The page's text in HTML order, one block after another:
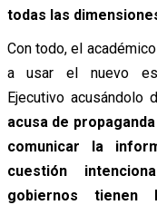
todas las
Con todo, el
a usar el nuevo
Ejecutivo acusándolo
acusa de
comunicar la
cuestión
gobiernos tienen